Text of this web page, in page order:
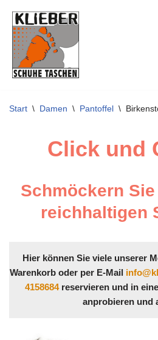
Zum
Inhalt
springen
Start \ Damen \ Pantoffel \
Click und
Schmöckern
reichhaltigen
Hier können Sie viele unserer
Warenkorb oder per E-Mail
4158684reservieren und in
anprobieren und